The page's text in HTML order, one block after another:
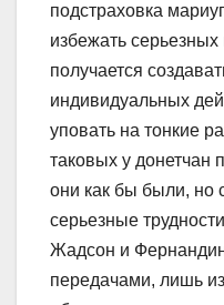
подстраховка
избежать
получается
индивидуальных
уповать на тонкие
таковых у донетчан
они как бы были, но
серьезные
Жадсон и
передачами, лишь